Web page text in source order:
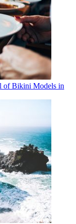
of Bikini Models in